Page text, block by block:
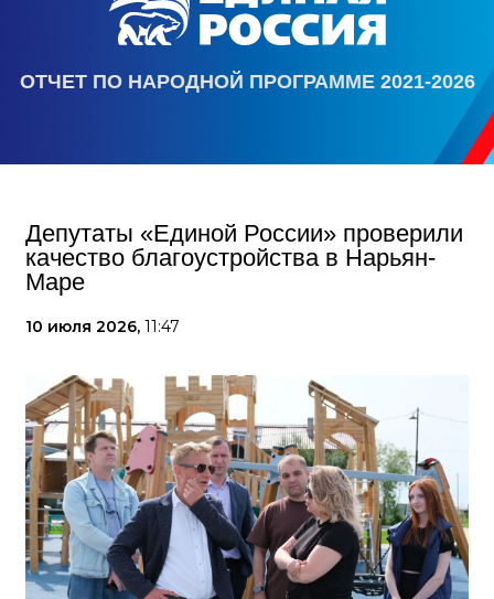
ОТЧЕТ ПО НАРОДНОЙ ПРОГРАММЕ 2021-2026
Депутаты «Единой России» проверили
качество благоустройства в Нарьян-
Маре
10 июля 2026, 11:47